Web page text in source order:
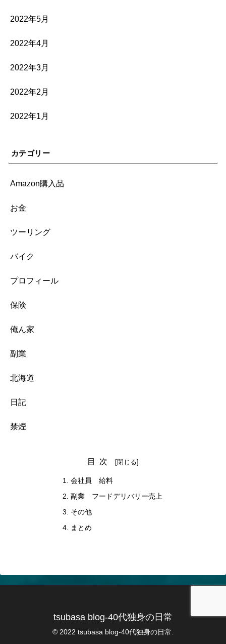
2022年5月
2022年4月
2022年3月
2022年2月
2022年1月
カテゴリー
Amazon購入品
お金
ツーリング
バイク
プロフィール
保険
俺ん家
副業
北海道
日記
禁煙
目次
会社員 給料
副業 フードデリバリー売上
その他
まとめ
tsubasa blog-40代独身の日常
© 2022 tsubasa blog-40代独身の日常.